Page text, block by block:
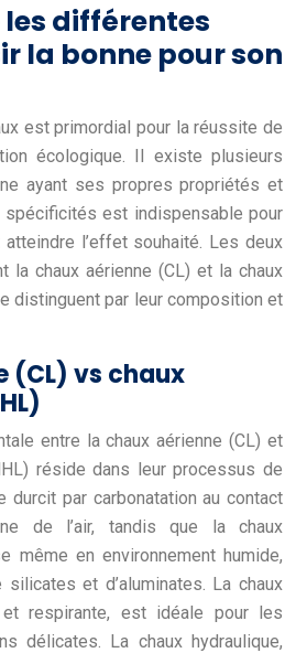
différentes
la bonne pour son
est primordial pour la réussite de
écologique. Il existe plusieurs
ayant ses propres propriétés et
spécificités est indispensable pour
l’effet souhaité. Les deux
la chaux aérienne (CL) et la chaux
distinguent par leur composition et
(CL) vs chaux
entre la chaux aérienne (CL) et
réside dans leur processus de
durcit par carbonatation au contact
de l’air, tandis que la chaux
même en environnement humide,
et d’aluminates. La chaux
respirante, est idéale pour les
délicates. La chaux hydraulique,